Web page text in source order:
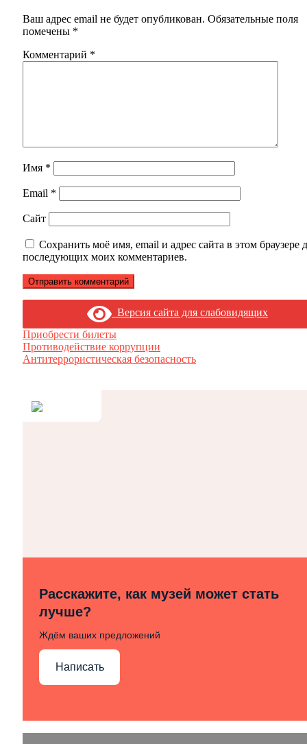
Ваш адрес email не будет опубликован. Обязательные поля
помечены *
Комментарий *
Имя *
Email *
Сайт
Сохранить моё имя, email и адрес сайта в этом браузере
последующих моих комментариев.
Версия сайта для слабовидящих
Приобрести билеты
Противодействие коррупции
Антитеррористическая безопасность
Расскажите, как музей может стать
лучше?
Ждём ваших предложений
Написать